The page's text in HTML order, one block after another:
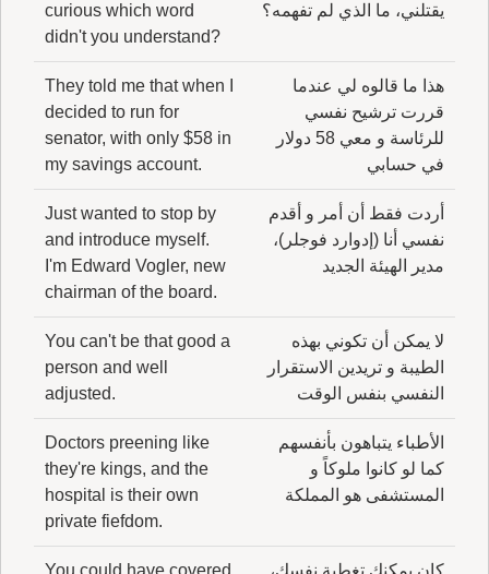
يقتلني، ما الذي لم تفهمه؟
curious which word
didn't you understand?
هذا ما قالوه لي عندما
قررت ترشيح نفسي
للرئاسة و معي 58 دولار
في حسابي
They told me that when I
decided to run for
senator, with only $58 in
my savings account.
أردت فقط أن أمر و أقدم
نفسي أنا (إدوارد فوجلر)،
مدير الهيئة الجديد
Just wanted to stop by
and introduce myself.
I'm Edward Vogler, new
chairman of the board.
لا يمكن أن تكوني بهذه
الطيبة و تريدين الاستقرار
النفسي بنفس الوقت
You can't be that good a
person and well
adjusted.
الأطباء يتباهون بأنفسهم
كما لو كانوا ملوكاً و
المستشفى هو المملكة
Doctors preening like
they're kings, and the
hospital is their own
private fiefdom.